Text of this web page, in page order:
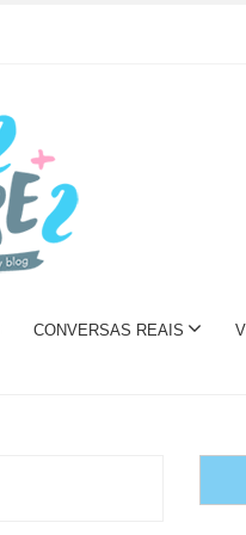
CONVERSAS REAIS